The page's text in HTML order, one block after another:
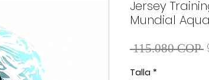
Jersey
Mundial Aqua
115.080 COP
Talla *